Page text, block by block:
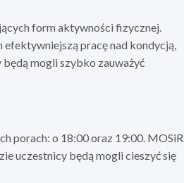
form aktywności fizycznej.
pracę nad kondycją,
mogli szybko zauważyć
porach: o 18:00 oraz 19:00. MOSiR
uczestnicy będą mogli cieszyć się